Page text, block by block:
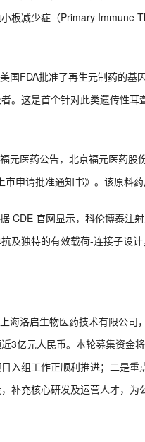
板减少症（Primary Immune
国FDA批准了再生元制药的基
。这是首个针对此类遗传性
元医药公告，北京福元医药股
市申请批准通知书》。该原料
CDE 官网显示，科伦博泰注
及独特的有效载荷-连接子设计
海洛启生物医药技术有限公司
3亿元人民币。本轮募集资金
入组工作正顺利推进；二是
补充核心研发及运营人才，为